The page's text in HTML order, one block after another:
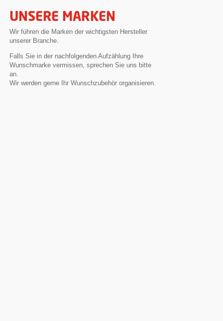
UNSERE MARKEN
Wir führen die Marken der wichtigsten Hersteller
unserer Branche.
Falls Sie in der nachfolgenden Aufzählung Ihre
Wunschmarke vermissen, sprechen Sie uns bitte
an.
Wir werden gerne Ihr Wunschzubehör organisieren.